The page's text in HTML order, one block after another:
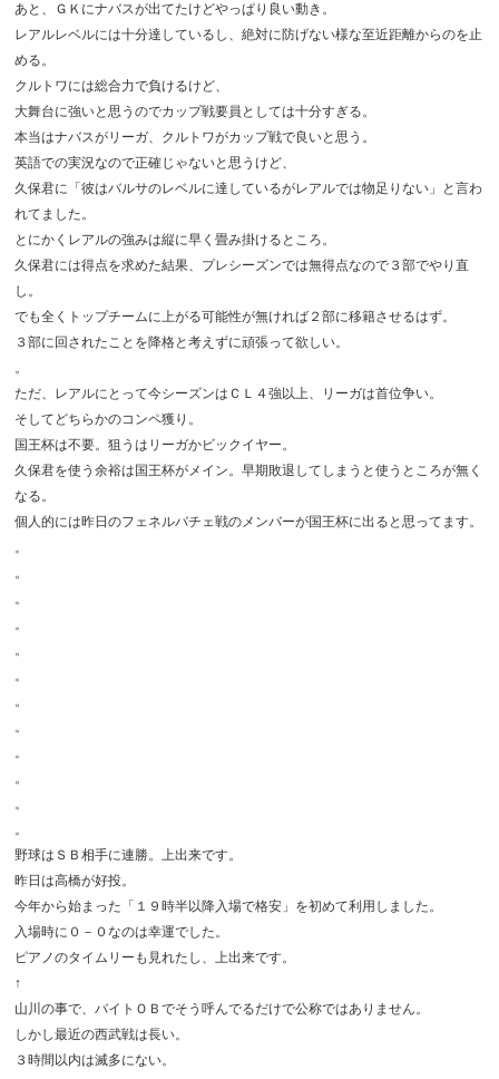
あと、ＧＫにナバスが出てたけどやっぱり良い動き。
レアルレベルには十分達しているし、絶対に防げない様な至近距離からのを止
める。
クルトワには総合力で負けるけど、
大舞台に強いと思うのでカップ戦要員としては十分すぎる。
本当はナバスがリーガ、クルトワがカップ戦で良いと思う。
英語での実況なので正確じゃないと思うけど、
久保君に「彼はバルサのレベルに達しているがレアルでは物足りない」と言わ
れてました。
とにかくレアルの強みは縦に早く畳み掛けるところ。
久保君には得点を求めた結果、プレシーズンでは無得点なので３部でやり直
し。
でも全くトップチームに上がる可能性が無ければ２部に移籍させるはず。
３部に回されたことを降格と考えずに頑張って欲しい。
。
ただ、レアルにとって今シーズンはＣＬ４強以上、リーガは首位争い。
そしてどちらかのコンペ獲り。
国王杯は不要。狙うはリーガかビックイヤー。
久保君を使う余裕は国王杯がメイン。早期敗退してしまうと使うところが無く
なる。
個人的には昨日のフェネルバチェ戦のメンバーが国王杯に出ると思ってます。
。
。
。
。
。
。
。
。
。
。
。
。
野球はＳＢ相手に連勝。上出来です。
昨日は高橋が好投。
今年から始まった「１９時半以降入場で格安」を初めて利用しました。
入場時に０－０なのは幸運でした。
ピアノのタイムリーも見れたし、上出来です。
↑
山川の事で、バイトＯＢでそう呼んでるだけで公称ではありません。
しかし最近の西武戦は長い。
３時間以内は滅多にない。